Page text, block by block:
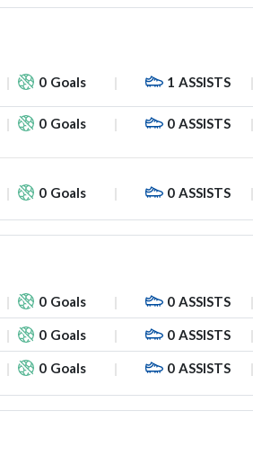
0 Goals 1 ASSISTS
0 Goals 0 ASSISTS
0 Goals 0 ASSISTS
0 Goals 0 ASSISTS
0 Goals 0 ASSISTS
0 Goals 0 ASSISTS